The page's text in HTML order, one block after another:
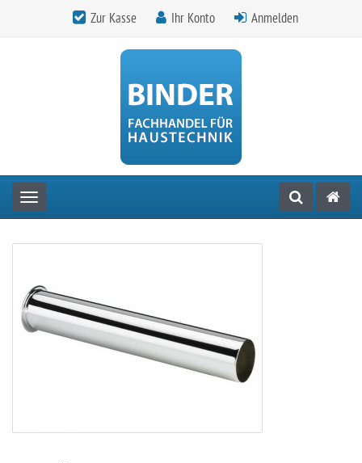
Zur Kasse Ihr Konto Anmelden
Toggle navigation